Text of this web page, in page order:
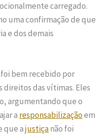
carregado.
uma confirmação de que
e dos demais
bem recebido por
direitos das vítimas. Eles
argumentando que o
a responsabilizaçãoem
que ajustiçanão foi